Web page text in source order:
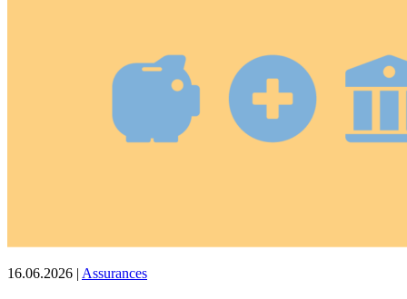
16.06.2026 | Assurances